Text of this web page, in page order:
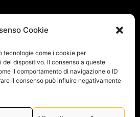
Cookie
tecnologie come i cookie per
dispositivo. Il consenso a queste
il comportamento di navigazione o ID
il consenso può influire negativamente